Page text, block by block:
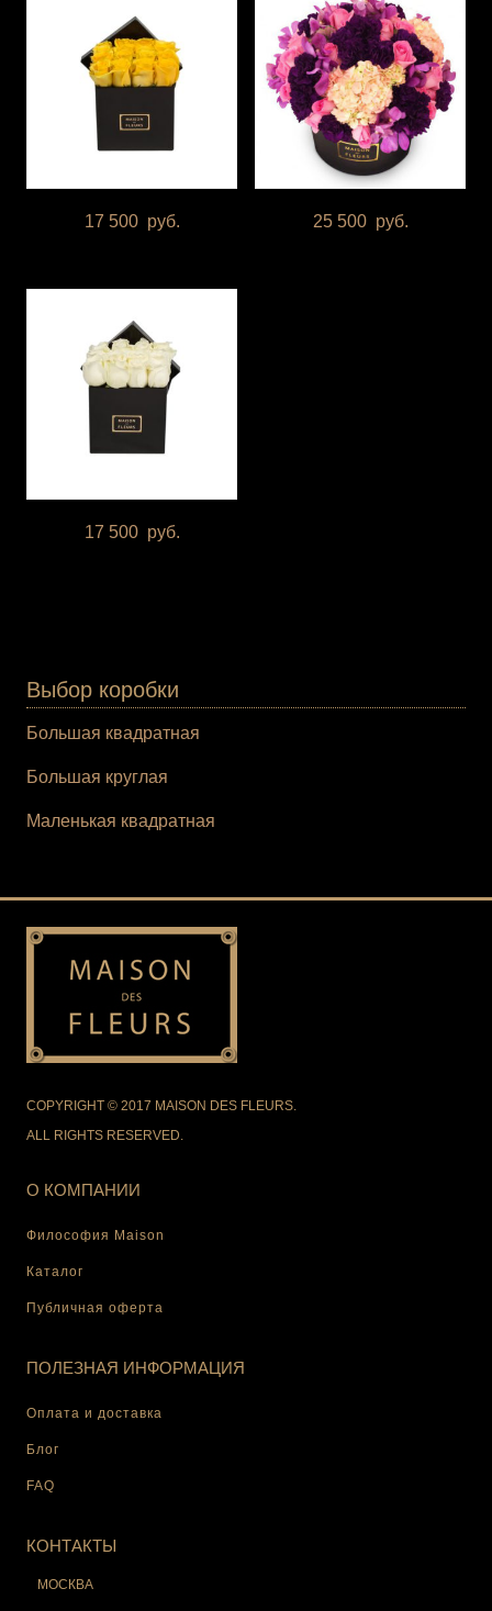
17 500 руб. 25 500 руб.
17 500 руб.
Выбор коробки
Большая квадратная
Большая круглая
Маленькая квадратная
COPYRIGHT © 2017 MAISON DES FLEURS.
ALL RIGHTS RESERVED.
О КОМПАНИИ
Философия Maison
Каталог
Публичная оферта
ПОЛЕЗНАЯ ИНФОРМАЦИЯ
Оплата и доставка
Блог
FAQ
КОНТАКТЫ
МОСКВА